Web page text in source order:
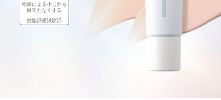
乾燥による小じわを
目立たなくする
効能評価試験済